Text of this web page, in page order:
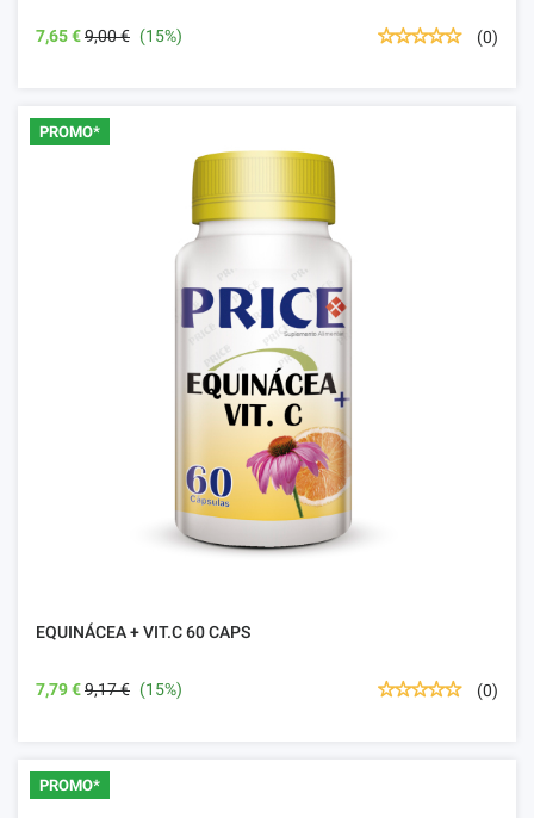
7,65 €9,00 € (15%) (0)
PROMO*
EQUINÁCEA + VIT.C 60 CAPS
7,79 €9,17 € (15%) (0)
PROMO*